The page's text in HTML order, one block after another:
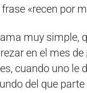
«recen por
muy simple,
en el mes
cuando uno le
del que